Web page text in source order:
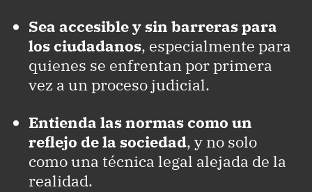
Sea accesible y sin barreras para
los ciudadanos, especialmente para
quienes se enfrentan por primera
vez a un proceso judicial.
Entienda las normas como un
reflejo de la sociedad, y no solo
como una técnica legal alejada de la
realidad.